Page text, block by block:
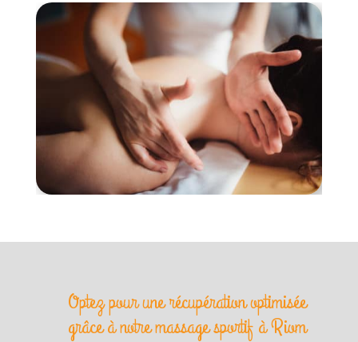
Optez pour une récupération optimisée
grâce à notre massage sportif à Riom